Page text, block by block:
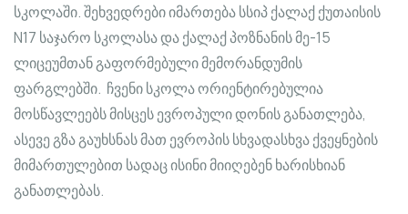
სკოლაში. შეხვედრები იმართება სსიპ ქალაქ ქუთაისის
N17 საჯარო სკოლასა და ქალაქ პოზნანის მე-15
ლიცეუმთან გაფორმებული მემორანდუმის
ფარგლებში. ჩვენი სკოლა ორიენტირებულია
მოსწავლეებს მისცეს ევროპული დონის განათლება,
ასევე გზა გაუხსნას მათ ევროპის სხვადასხვა ქვეყნების
მიმართულებით სადაც ისინი მიიღებენ ხარისხიან
განათლებას.